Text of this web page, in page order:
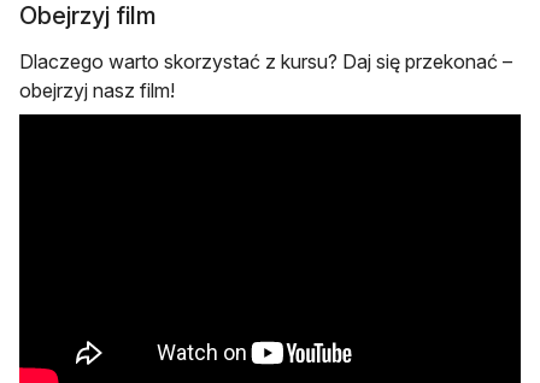
Obejrzyj film
Dlaczego warto skorzystać z kursu? Daj się przekonać –
obejrzyj nasz film!